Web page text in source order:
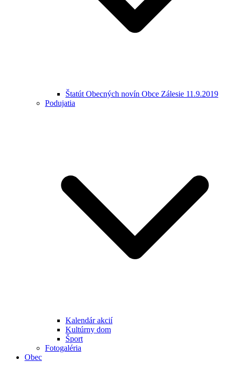
Štatút Obecných novín Obce Zálesie 11.9.2019
Podujatia
Kalendár akcií
Kultúrny dom
Šport
Fotogaléria
Obec